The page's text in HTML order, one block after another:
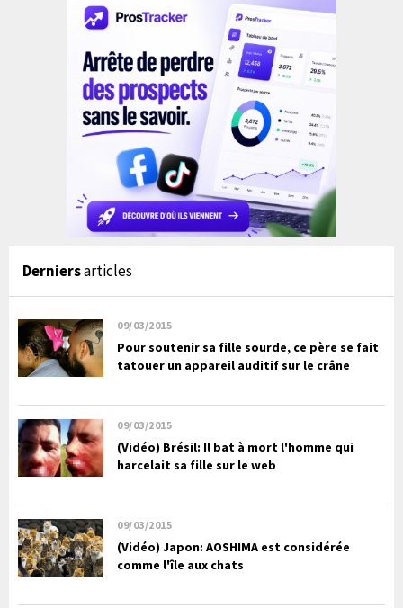
Derniersarticles
09/03/2015
Pour soutenir sa fille sourde, ce père se fait
tatouer un appareil auditif sur le crâne
09/03/2015
(Vidéo) Brésil: Il bat à mort l'homme qui
harcelait sa fille sur le web
09/03/2015
(Vidéo) Japon: AOSHIMA est considérée
comme l'île aux chats